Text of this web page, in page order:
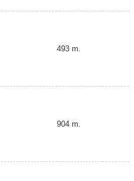
493 m.
904 m.